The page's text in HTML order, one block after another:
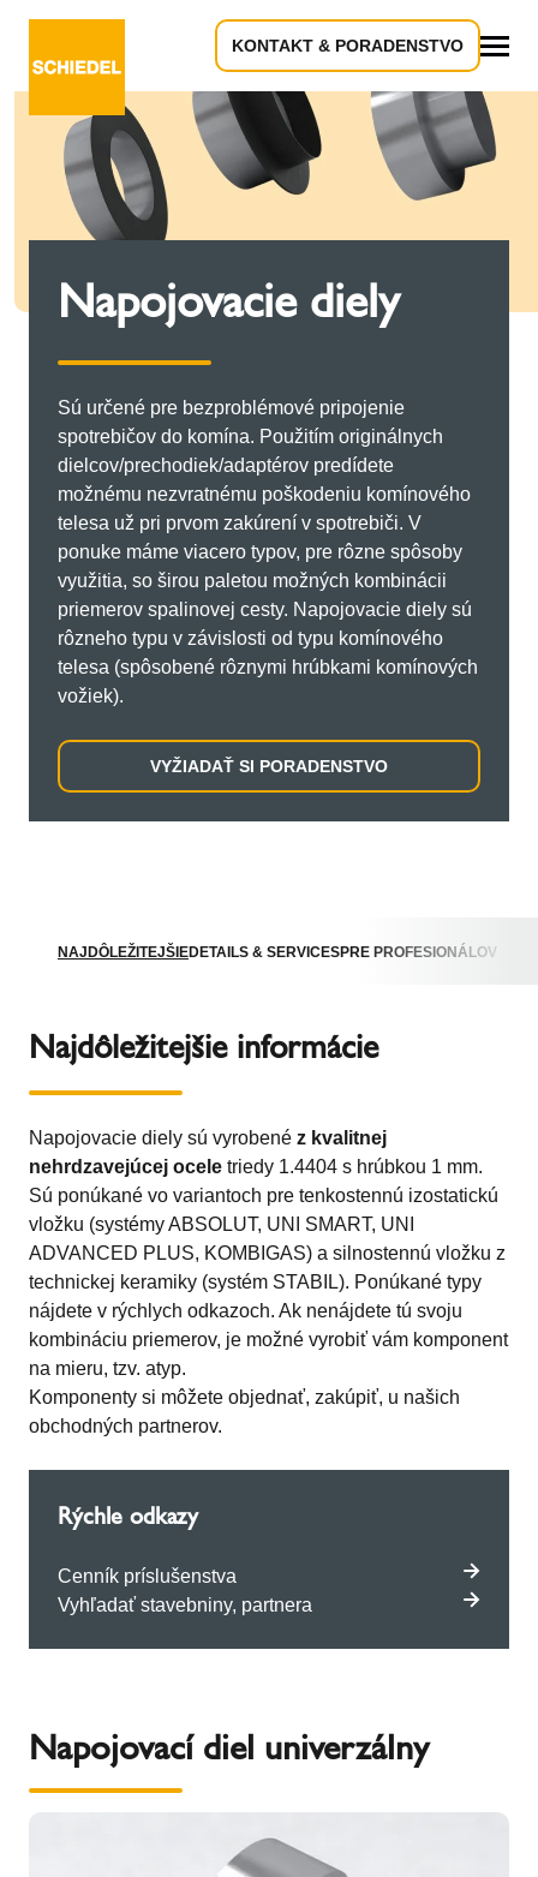
KONTAKT & PORADENSTVO
Napojovacie diely
Sú určené pre bezproblémové pripojenie
spotrebičov do komína. Použitím originálnych
dielcov/prechodiek/adaptérov predídete
možnému nezvratnému poškodeniu komínového
telesa už pri prvom zakúrení v spotrebiči. V
ponuke máme viacero typov, pre rôzne spôsoby
využitia, so širou paletou možných kombinácii
priemerov spalinovej cesty. Napojovacie diely sú
rôzneho typu v závislosti od typu komínového
telesa (spôsobené rôznymi hrúbkami komínových
vožiek).
VYŽIADAŤ SI PORADENSTVO
NAJDÔLEŽITEJŠIEDETAILS & SERVICESPRE PROFESIONÁLOV
Najdôležitejšie informácie
Napojovacie diely sú vyrobené z kvalitnej
nehrdzavejúcej ocele triedy 1.4404 s hrúbkou 1 mm.
Sú ponúkané vo variantoch pre tenkostennú izostatickú
vložku (systémy ABSOLUT, UNI SMART, UNI
ADVANCED PLUS, KOMBIGAS) a silnostennú vložku z
technickej keramiky (systém STABIL). Ponúkané typy
nájdete v rýchlych odkazoch. Ak nenájdete tú svoju
kombináciu priemerov, je možné vyrobiť vám komponent
na mieru, tzv. atyp.
Komponenty si môžete objednať, zakúpiť, u našich
obchodných partnerov.
Rýchle odkazy
Cenník príslušenstva
Vyhľadať stavebniny, partnera
Napojovací diel univerzálny